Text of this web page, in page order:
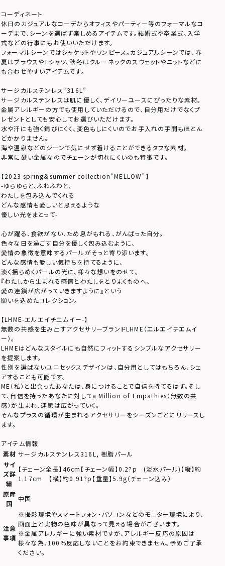
コーディネート
休日のカジュアルなコーデからオフィスやパーティー等のフォーマルなコ
ーデまで、シーンを選ばず楽しめるアイテムです。結婚式や卒業式、入学
式などの行事にもお使いいただけます。
フォーマルシーンではジャケットやワンピース。カジュアルシーンでは、春
夏はブラウスやTシャツ、秋冬はクルーネックのスウェットやニットなどに
も合わせやすいアイテムです。
サージカルステンレス“316L”
サージカルステンレスは肌に優しく、デイリーユースにぴったりな素材。
金属アレルギーの方でも使用していただけるので、自分用だけでなくプ
レゼントとしても安心してお選びいただけます。
水や汗にも強く錆びにくく、変色もしにくいのでお手入れの手間もほとん
どかかりません。
海や温泉などのシーンで気にせず着けることができるタフな素材。
非常に硬い金属なのでチェーンが切れにくいのも特徴です。
【2023 spring＆summer collection”MELLOW”】
-ゆらゆらと、ふわふわと、
わたしを包み込んでくれる
どんな感情も愛しいと思えるような
優しい光をまとって-
心が躍る、食欲がない、ため息がもれる、がんばった自分。
色々な日を過ごす自分を優しく包み込むように、
愛情の象徴を意味するパールがそっと寄り添います。
どんな感情も愛しい気持ちを持てるように、
淡く揺らめくパールの光に、様々な想いをのせて。
『わたしから生まれる感情とわたしをとりまくものへ、
愛の連鎖が広がっていきますように』という
願いを込めたコレクション。
【LHME-エルエイチエムイー-】
無数の共感を生み出すアクセサリーブランドLHME（エルエイチエムイ
ー）。
LHMEはどんなスタイルにも自然にフィットするシンプルなアクセサリー
を提案します。
性別を選ばないユニセックスデザインは、自分用としてはもちろん、シェ
アすることも可能です。
ME（私）と出会ったあなたは、身につけることで自信を持てるはず。そし
て、自信を持ったあなたに対してa Million of Empathies（無数の共
感）が生まれ、連鎖は広がっていく。
そんなプラスの循環が生まれるアクセサリーをシーズンごとにリリースし
ます。
アイテム情報
素材 サージカルステンレス316L, 樹脂パール
サイ
ズ詳
細
【チェーン全長】46cm【チェーン幅】0.2?p (淡水パール)【縦】約
1.17cm 【横】約0.91?p【重量】5.9g（チェーン込み）
原産
国
中国
注意
事項
※撮影環境やスマートフォン・パソコンなどのモニター環境により、
画面上と実物の色味が異なって見える場合がございます。
※金属アレルギーに強い素材ですが、アレルギー反応の原因は
様々な為、100%反応しないことをお約束できません。予めご了承
ください。